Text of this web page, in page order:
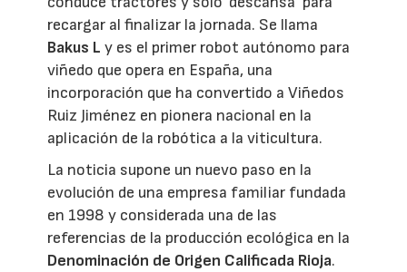
recargar al finalizar la jornada. Se llama
Bakus L y es el primer robot autónomo para
viñedo que opera en España, una
incorporación que ha convertido a Viñedos
Ruiz Jiménez en pionera nacional en la
aplicación de la robótica a la viticultura.
La noticia supone un nuevo paso en la
evolución de una empresa familiar fundada
en 1998 y considerada una de las
referencias de la producción ecológica en la
Denominación de Origen Calificada Rioja.